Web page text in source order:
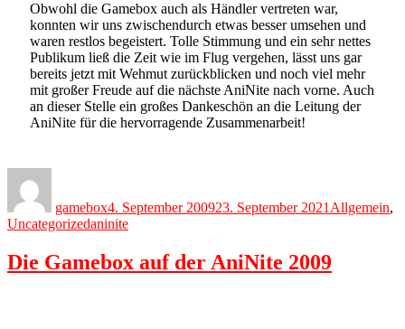
Obwohl die Gamebox auch als Händler vertreten war,
konnten wir uns zwischendurch etwas besser umsehen und
waren restlos begeistert. Tolle Stimmung und ein sehr nettes
Publikum ließ die Zeit wie im Flug vergehen, lässt uns gar
bereits jetzt mit Wehmut zurückblicken und noch viel mehr
mit großer Freude auf die nächste AniNite nach vorne. Auch
an dieser Stelle ein großes Dankeschön an die Leitung der
AniNite für die hervorragende Zusammenarbeit!
gamebox4. September 200923. September 2021Allgemein,
UncategorizedTags
aninite
Die Gamebox auf der AniNite 2009